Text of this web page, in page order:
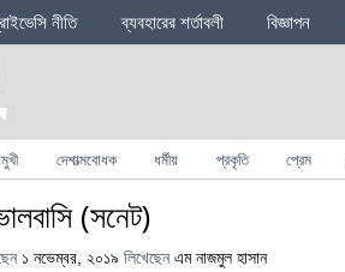
নীতি ব্যবহারের শর্তাবলী বিজ্ঞাপন
দেশাত্মবোধক ধর্মীয় প্রকৃতি প্রেম
(সনেট)
১ নভেম্বর, ২০১৯ লিখেছেন এম নাজমুল হাসান